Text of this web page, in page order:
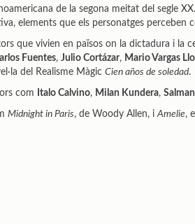
de la segona meitat del segle
elements que els personatges perceben
que vivien en països on la dictadura i la
Fuentes,Julio Cortázar, Mario Vargas
del Realisme MàgicCien años de soledad.
com Italo Calvino, Milan Kundera,
Midnight in Paris, de Woody Allen, iAmelie,